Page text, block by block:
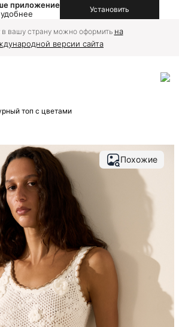
приложение
Установить
в вашу страну можно оформить на
версии сайта
топ с цветами
Похожие